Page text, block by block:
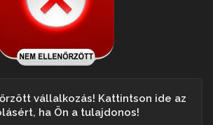
vállalkozás! Kattintson ide az
ha Ön a tulajdonos!